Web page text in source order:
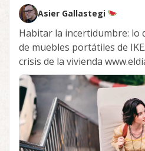
Asier Gallastegi
Habitar la incertidumbre: lo
de muebles portátiles de
crisis de la vivienda